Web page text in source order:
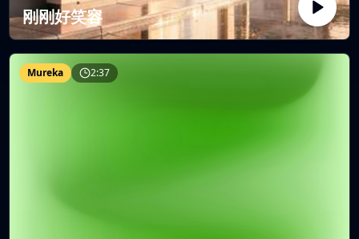
刚刚好笑容
Mureka 2:37